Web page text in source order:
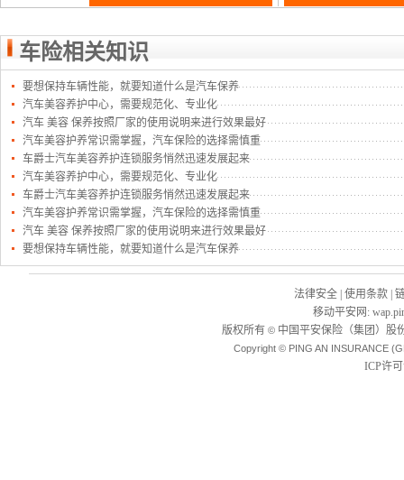
车险相关知识
要想保持车辆性能，就要知道什么是汽车保养
汽车美容养护中心，需要规范化、专业化
汽车 美容 保养按照厂家的使用说明来进行效果最好
汽车美容护养常识需掌握，汽车保险的选择需慎重
车爵士汽车美容养护连锁服务悄然迅速发展起来
汽车美容养护中心，需要规范化、专业化
车爵士汽车美容养护连锁服务悄然迅速发展起来
汽车美容护养常识需掌握，汽车保险的选择需慎重
汽车 美容 保养按照厂家的使用说明来进行效果最好
要想保持车辆性能，就要知道什么是汽车保养
法律安全 使用条款
移动平安网 :
版权所有 ©中国平安保险（集团）股
Copyright © PING AN INSURANCE
ICP许